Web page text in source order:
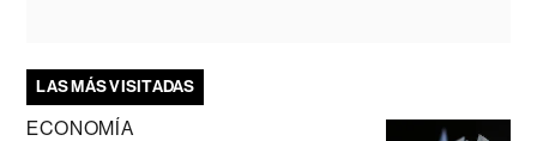
LAS MÁS VISITADAS
ECONOMÍA